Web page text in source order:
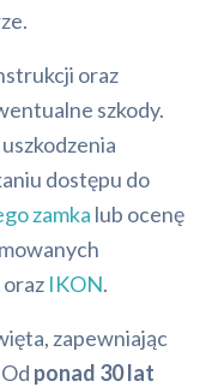
oraz
szkody.
dostępu do
zamka lub ocenę
oraz IKON.
zapewniając
ponad 30 lat